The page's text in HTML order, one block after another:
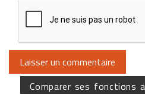
Comparer ses fonctions